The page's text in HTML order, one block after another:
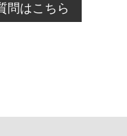
いる場合のご予約
ご予約の店舗まで
問はこちら